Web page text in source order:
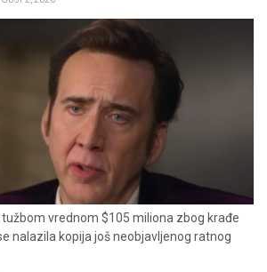
tužbom vrednom $105 miliona zbog krađe
nalazila kopija još neobjavljenog ratnog